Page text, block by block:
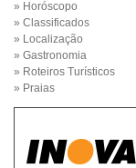
» Horóscopo
» Classificados
» Localização
» Gastronomia
» Roteiros Turísticos
» Praias